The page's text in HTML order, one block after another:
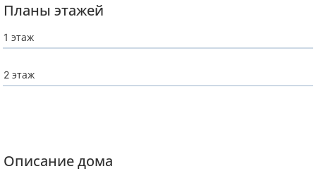
Планы этажей
1 этаж
2 этаж
Описание дома